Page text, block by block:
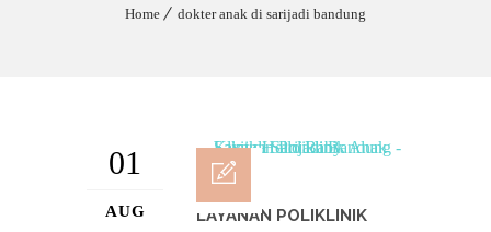
Home dokter anak di sarijadi bandung
01
AUG
LAYANAN POLIKLINIK